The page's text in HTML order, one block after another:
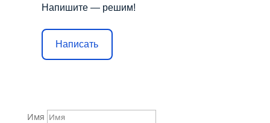
Напишите — решим!
Написать
Имя